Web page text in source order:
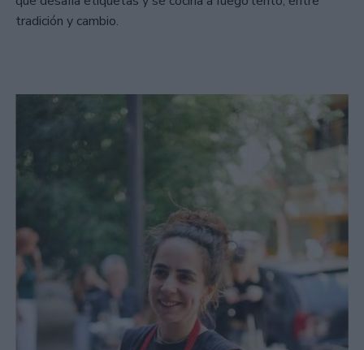
tradición y cambio.